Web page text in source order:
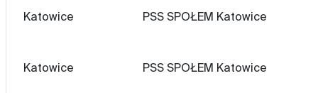
Katowice PSS SPOŁEM Katowice
Katowice PSS SPOŁEM Katowice